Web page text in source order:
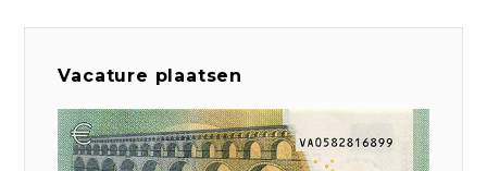
Vacature plaatsen